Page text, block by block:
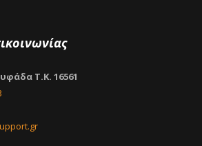
Τ.Κ. 16561